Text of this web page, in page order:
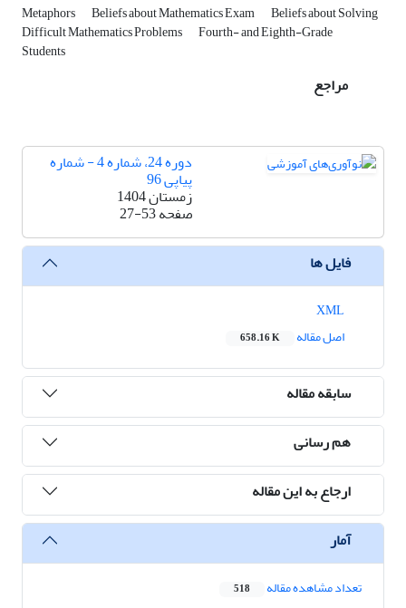
Metaphors Beliefs about Mathematics Exam Beliefs about Solving
Difficult Mathematics Problems Fourth- and Eighth-Grade
Students
مراجع
دوره 24، شماره 4 - شماره
پیاپی 96
زمستان 1404
صفحه27-53
فایل ها
اصل مقاله
658.16 K
سابقه مقاله
هم رسانی
ارجاع به این مقاله
آمار
تعداد مشاهده مقاله 518